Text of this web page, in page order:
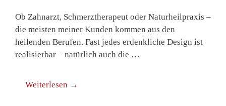
Ob Zahnarzt, Schmerztherapeut oder Naturheilpraxis –
die meisten meiner Kunden kommen aus den
heilenden Berufen. Fast jedes erdenkliche Design ist
realisierbar – natürlich auch die …
Weiterlesen →